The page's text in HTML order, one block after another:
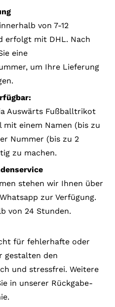
von 7-12
erfolgt mit DHL. Nach
eine
um Ihre Lieferung
Auswärts Fußballtrikot
mit einem Namen (bis zu
Nummer (bis zu 2
zu machen.
stehen wir Ihnen über
zur Verfügung.
von 24 Stunden.
für fehlerhafte oder
gestalten den
und stressfrei. Weitere
in unserer Rückgabe-